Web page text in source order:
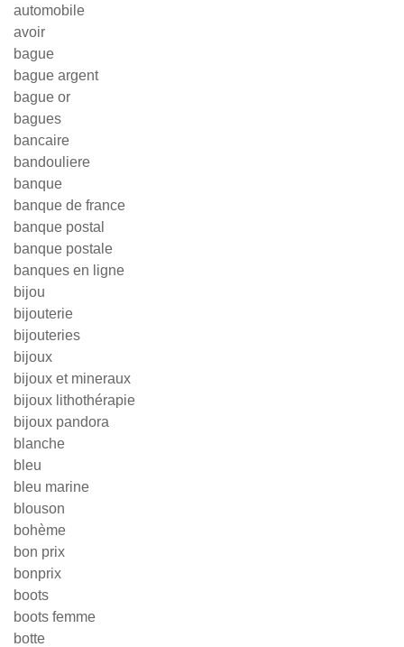
automobile
avoir
bague
bague argent
bague or
bagues
bancaire
bandouliere
banque
banque de france
banque postal
banque postale
banques en ligne
bijou
bijouterie
bijouteries
bijoux
bijoux et mineraux
bijoux lithothérapie
bijoux pandora
blanche
bleu
bleu marine
blouson
bohème
bon prix
bonprix
boots
boots femme
botte